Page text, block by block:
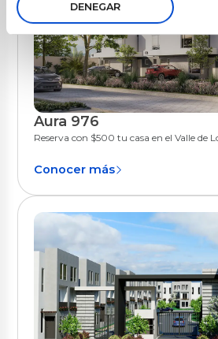
DENEGAR
Quito
Aura 976
Reserva con $500 tu casa en el Valle de
Conocer más